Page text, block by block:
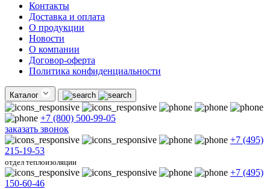
Контакты
Доставка и оплата
О продукции
Новости
О компании
Договор-оферта
Политика конфиденциальности
Каталог
+7 (800) 500-99-05
заказать звонок
+7 (495)
215-19-53
отдел теплоизоляции
+7 (495)
150-60-46